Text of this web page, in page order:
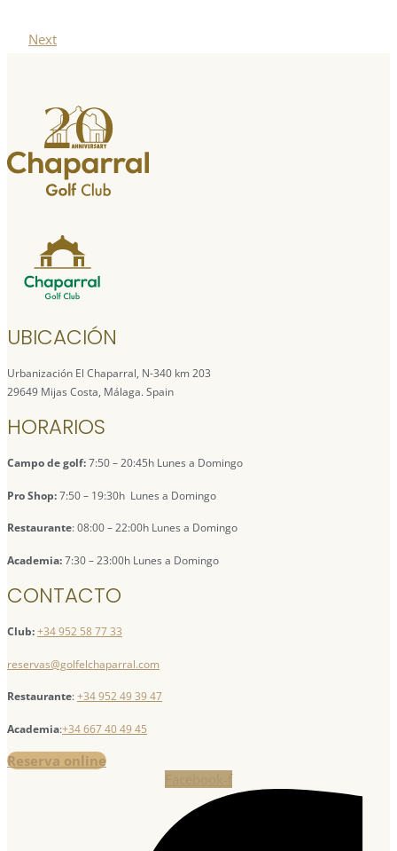
Next
UBICACIÓN
Urbanización El Chaparral, N-340 km 203
29649 Mijas Costa, Málaga. Spain
HORARIOS
Campo de golf:7:50 – 20:45h Lunes a Domingo
Pro Shop:7:50 – 19:30h Lunes a Domingo
Restaurante: 08:00 – 22:00h Lunes a Domingo
Academia:7:30 – 23:00h Lunes a Domingo
CONTACTO
Club:+34 952 58 77 33
reservas@golfelchaparral.com
Restaurante:+34 952 49 39 47
Academia:+34 667 40 49 45
Reserva online